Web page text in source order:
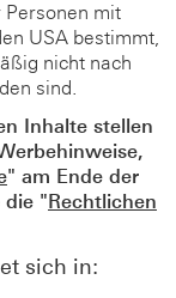
mit
USA bestimmt,
nicht nach
sind.
Inhalte stellen
" am Ende der
die "Rechtlichen
sich in: